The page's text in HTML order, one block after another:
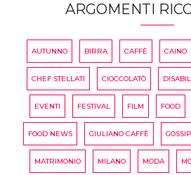
ARGOMENTI
AUTUNNO BIRRA CAFFÈ CAINO
CHEF STELLATI CIOCCOLATÒ
EVENTI FESTIVAL FILM FOOD
FOOD NEWS GIULIANO CAFFÈ GOSSIP
MATRIMONIO MILANO MODA